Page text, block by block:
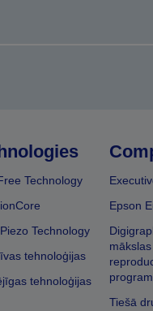
Technology
Technology
tehnoloģijas
tehnoloģijas
Epson
Tiešā